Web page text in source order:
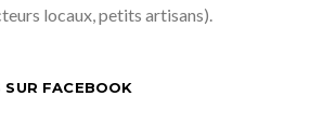
locaux, petits artisans).
SUR FACEBOOK